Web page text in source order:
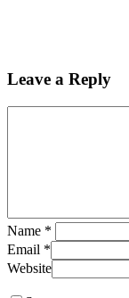
Leave a Reply
Name *
Email *
Website